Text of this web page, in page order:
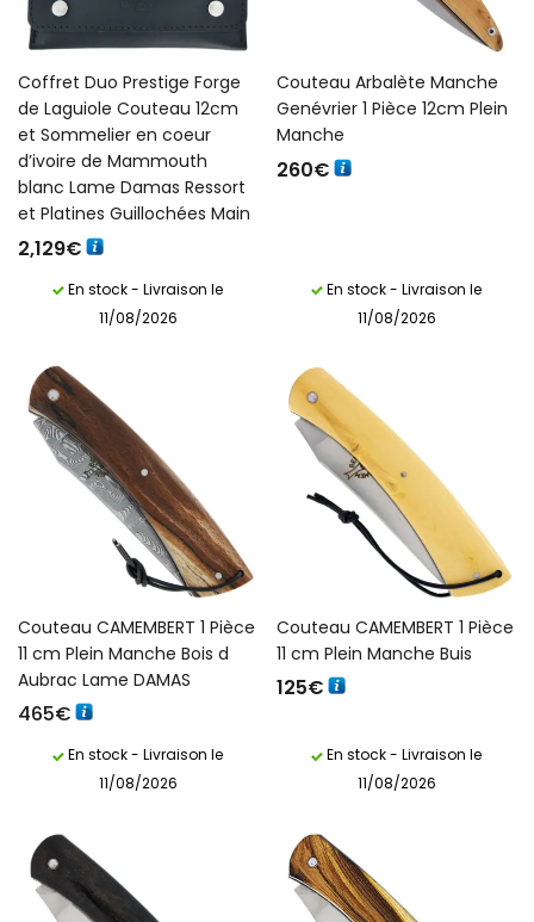
Coffret Duo Prestige Forge
de Laguiole Couteau 12cm
et Sommelier en coeur
d’ivoire de Mammouth
blanc Lame Damas Ressort
et Platines Guillochées Main
2,129€
En stock - Livraison le
11/08/2026
Couteau Arbalète Manche
Genévrier 1 Pièce 12cm Plein
Manche
260€
En stock - Livraison le
11/08/2026
Couteau CAMEMBERT 1 Pièce
11 cm Plein Manche Bois d
Aubrac Lame DAMAS
465€
En stock - Livraison le
11/08/2026
Couteau CAMEMBERT 1 Pièce
11 cm Plein Manche Buis
125€
En stock - Livraison le
11/08/2026